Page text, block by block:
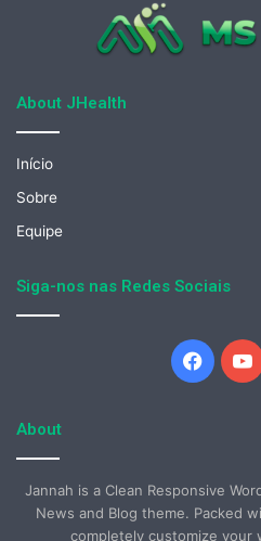
About JHealth
Início
Sobre
Equipe
Siga-nos nas Redes Sociais
About
Jannah is a Clean Responsive
News and Blog theme. Packed
completely customize your